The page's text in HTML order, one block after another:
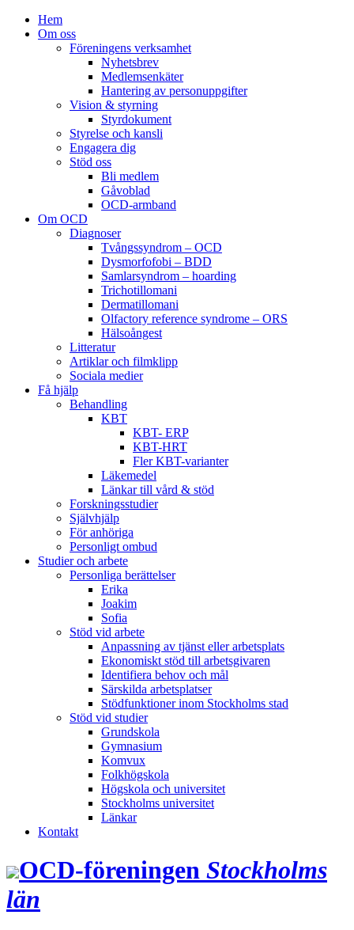
Hem
Om oss
Föreningens verksamhet
Nyhetsbrev
Medlemsenkäter
Hantering av personuppgifter
Vision & styrning
Styrdokument
Styrelse och kansli
Engagera dig
Stöd oss
Bli medlem
Gåvoblad
OCD-armband
Om OCD
Diagnoser
Tvångssyndrom – OCD
Dysmorfofobi – BDD
Samlarsyndrom – hoarding
Trichotillomani
Dermatillomani
Olfactory reference syndrome – ORS
Hälsoångest
Litteratur
Artiklar och filmklipp
Sociala medier
Få hjälp
Behandling
KBT
KBT- ERP
KBT-HRT
Fler KBT-varianter
Läkemedel
Länkar till vård & stöd
Forskningsstudier
Självhjälp
För anhöriga
Personligt ombud
Studier och arbete
Personliga berättelser
Erika
Joakim
Sofia
Stöd vid arbete
Anpassning av tjänst eller arbetsplats
Ekonomiskt stöd till arbetsgivaren
Identifiera behov och mål
Särskilda arbetsplatser
Stödfunktioner inom Stockholms stad
Stöd vid studier
Grundskola
Gymnasium
Komvux
Folkhögskola
Högskola och universitet
Stockholms universitet
Länkar
Kontakt
OCD‑föreningen Stockholms
län